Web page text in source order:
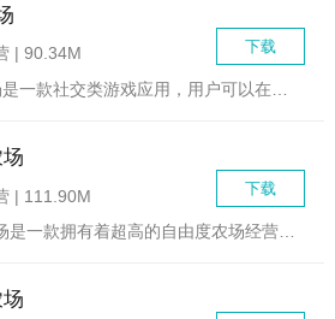
下载
| 90.34M
QQ农场是一款社交类游戏应用，用户可以在自己的虚拟农场中种植...
下载
| 111.90M
青青农场是一款拥有着超高的自由度农场经营游戏，在这款游戏玩家...